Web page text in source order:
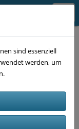
sind essenziell
werden, um